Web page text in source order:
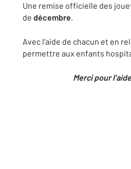
Une remise officielle des
de décembre.
Avec l’aide de chacun et en
permettre aux enfants
Merci pour